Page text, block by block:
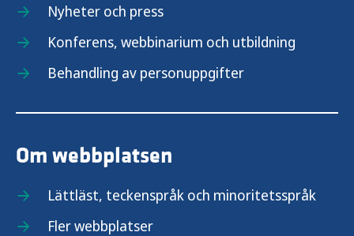
Nyheter och press
Konferens, webbinarium och utbildning
Behandling av personuppgifter
Om webbplatsen
Lättläst, teckenspråk och minoritetsspråk
Fler webbplatser